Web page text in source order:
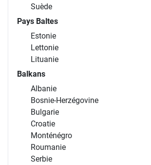
Suède
Pays Baltes
Estonie
Lettonie
Lituanie
Balkans
Albanie
Bosnie-Herzégovine
Bulgarie
Croatie
Monténégro
Roumanie
Serbie